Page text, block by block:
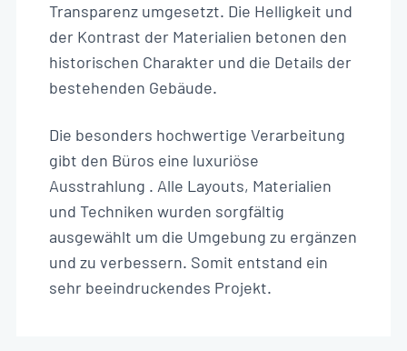
Transparenz umgesetzt. Die Helligkeit und
der Kontrast der Materialien betonen den
historischen Charakter und die Details der
bestehenden Gebäude.
Die besonders hochwertige Verarbeitung
gibt den Büros eine luxuriöse
Ausstrahlung . Alle Layouts, Materialien
und Techniken wurden sorgfältig
ausgewählt um die Umgebung zu ergänzen
und zu verbessern. Somit entstand ein
sehr beeindruckendes Projekt.